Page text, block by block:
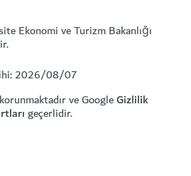
Ekonomi ve Turizm Bakanlığı
2026/08/07
ve GoogleGizlilik
geçerlidir.